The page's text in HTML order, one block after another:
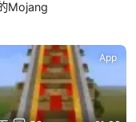
Mojang
App